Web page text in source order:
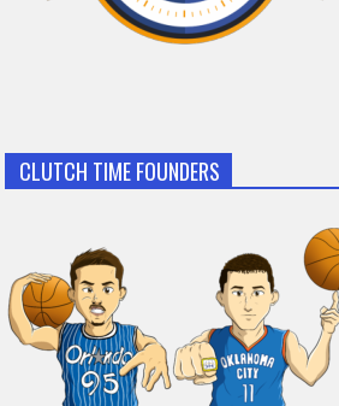
CLUTCH TIME FOUNDERS